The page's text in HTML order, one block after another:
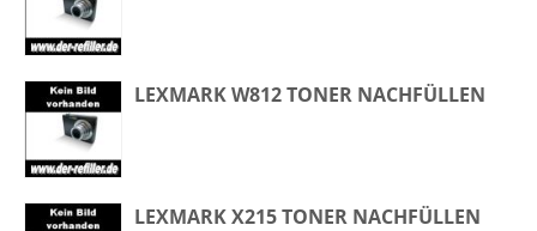
LEXMARK W812 TONER NACHFÜLLEN
LEXMARK X215 TONER NACHFÜLLEN